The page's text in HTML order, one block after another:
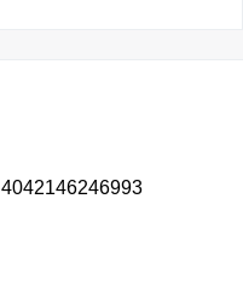
4042146246993